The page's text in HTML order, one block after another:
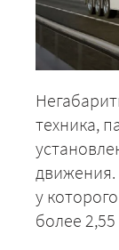
техника,
движения.
у
более